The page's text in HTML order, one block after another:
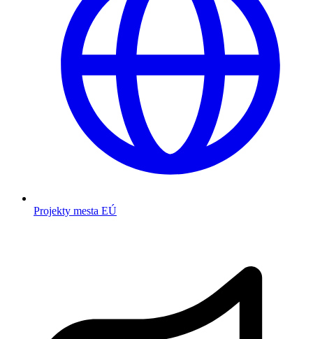
Projekty mesta EÚ